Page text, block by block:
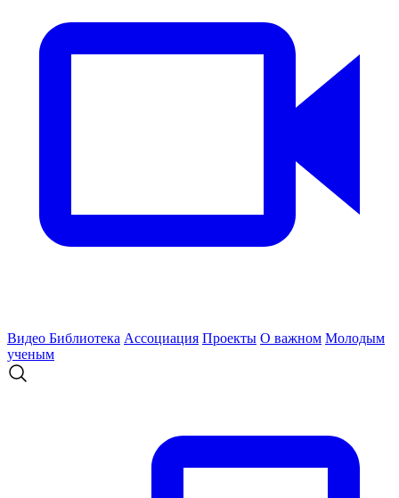
Видео Библиотека Ассоциация Проекты О важном Молодым
ученым